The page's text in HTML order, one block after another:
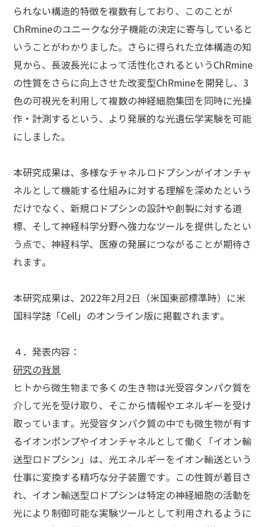
られない構造的特徴を複数有しており、このことが
ChRmineのユニークな分子機能の決定に寄与していると
いうことがわかりました。さらに得られた立体構造の知
見から、長波長光によって活性化されるというChRmine
の性質をさらに向上させた改変型ChRmineを開発し、3
色の可視光を利用して複数の神経細胞集団を同時に光操
作・計測するという、より発展的な光遺伝学実験を可能
にしました。
本研究成果は、多様なチャネルロドプシンがイオンチャ
ネルとして機能する仕組みに対する理解を深めたという
だけでなく、新規ロドプシンの設計や創製に対する道
標、そして神経科学分野へ強力なツールを提供したとい
う点で、神経科学、医療の発展につながることが期待さ
れます。
本研究成果は、2022年2月2日（米国東部標準時）に米
国科学誌「Cell」のオンライン版に掲載されます。
４．発表内容 ：
研究の背景
ヒトから微生物まで多くの生き物は光受容タンパク質を
介して光を受け取り、そこから情報やエネルギーを受け
取っています。光受容タンパク質の中でも微生物が有す
るイオンポンプやイオンチャネルとして働く「イオン輸
送型ロドプシン」は、光エネルギーをイオン輸送という
仕事に変換する精巧な分子装置です。この性質が着目さ
れ、イオン輸送型ロドプシンは特定の神経細胞の活動を
光により制御可能な実験ツールとして利用されるように